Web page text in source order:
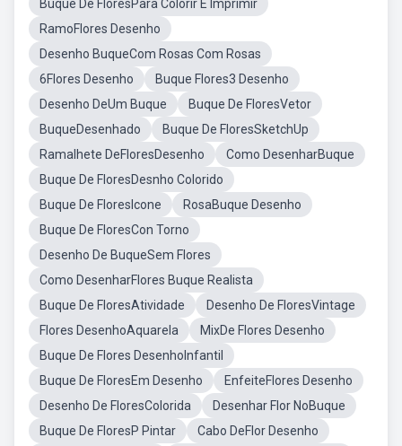
Buque De FloresPara Colorir E Imprimir
RamoFlores Desenho
Desenho BuqueCom Rosas Com Rosas
6Flores Desenho
Buque Flores3 Desenho
Desenho DeUm Buque
Buque De FloresVetor
BuqueDesenhado
Buque De FloresSketchUp
Ramalhete DeFloresDesenho
Como DesenharBuque
Buque De FloresDesnho Colorido
Buque De FloresIcone
RosaBuque Desenho
Buque De FloresCon Torno
Desenho De BuqueSem Flores
Como DesenharFlores Buque Realista
Buque De FloresAtividade
Desenho De FloresVintage
Flores DesenhoAquarela
MixDe Flores Desenho
Buque De Flores DesenhoInfantil
Buque De FloresEm Desenho
EnfeiteFlores Desenho
Desenho De FloresColorida
Desenhar Flor NoBuque
Buque De FloresP Pintar
Cabo DeFlor Desenho